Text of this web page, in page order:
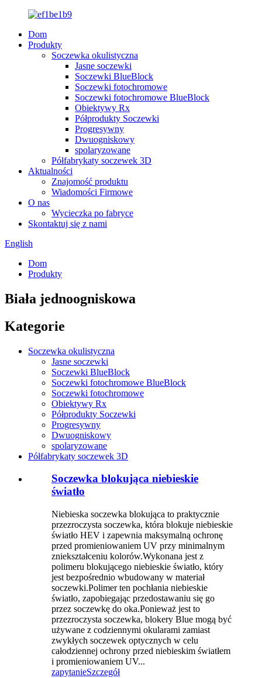
Dom
Produkty
Soczewka okulistyczna
Jasne soczewki
Soczewki BlueBlock
Soczewki fotochromowe
Soczewki fotochromowe BlueBlock
Obiektywy Rx
Półprodukty Soczewki
Progresywny
Dwuogniskowy
spolaryzowane
Półfabrykaty soczewek 3D
Aktualności
Znajomość produktu
Wiadomości Firmowe
O nas
Wycieczka po fabryce
Skontaktuj się z nami
English
Dom
Produkty
Biała jednoogniskowa
Kategorie
Soczewka okulistyczna
Jasne soczewki
Soczewki BlueBlock
Soczewki fotochromowe BlueBlock
Soczewki fotochromowe
Obiektywy Rx
Półprodukty Soczewki
Progresywny
Dwuogniskowy
spolaryzowane
Półfabrykaty soczewek 3D
Soczewka blokująca niebieskie
światło
Niebieska soczewka blokująca to praktycznie
przezroczysta soczewka, która blokuje niebieskie
światło HEV i zapewnia maksymalną ochronę
przed promieniowaniem UV przy minimalnym
zniekształceniu kolorów.Wykonana jest z
polimeru blokującego niebieskie światło, który
jest bezpośrednio wbudowany w materiał
soczewki.Polimer ten pochłania niebieskie
światło, zapobiegając przedostawaniu się go
przez soczewkę do oka.Ponieważ jest to
przezroczysta soczewka, blokery Blue mogą być
używane z codziennymi okularami zamiast
zwykłych soczewek optycznych w celu
całodziennej ochrony przed niebieskim światłem
i promieniowaniem UV...
zapytanieSzczegół